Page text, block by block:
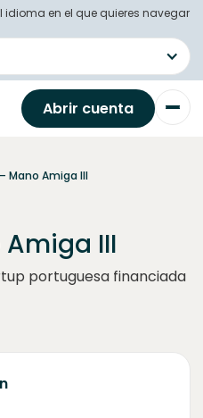
idioma en el que quieres navegar
Abrir cuenta
Mano Amiga III
III
portuguesa financiada